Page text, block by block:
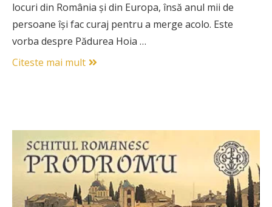
locuri din România și din Europa, însă anul mii de
persoane își fac curaj pentru a merge acolo. Este
vorba despre Pădurea Hoia …
Citeste mai mult